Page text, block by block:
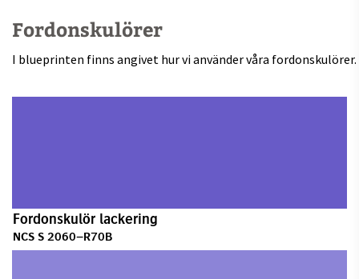
Fordonskulörer
I blueprinten finns angivet hur vi använder våra fordonskulörer.
Fordonskulör lackering
NCS S 2060–R70B